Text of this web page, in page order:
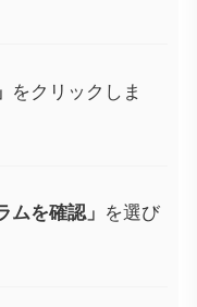
をクリックしま
ムを確認」 を選び